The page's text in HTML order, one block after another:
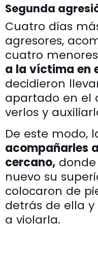
Segunda
Cuatro días
agresores,
cuatro
a la víctima en
decidieron
apartado en el
verlos y
De este modo,
acompañarles
cercano,
nuevo su
colocaron de
detrás de ella
a violarla.